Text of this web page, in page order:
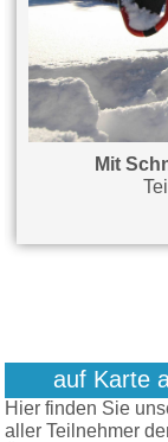
Mit
auf Karte
Hier finden Sie
aller Teilnehmer